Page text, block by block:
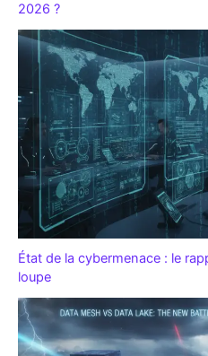
2026 ?
État de la cybermenace : le
loupe